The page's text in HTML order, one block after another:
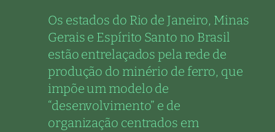
Os estados do Rio de Janeiro, Minas
Gerais e Espírito Santo no Brasil
estão entrelaçados pela rede de
produção do minério de ferro, que
impõe um modelo de
“desenvolvimento” e de
organização centrados em